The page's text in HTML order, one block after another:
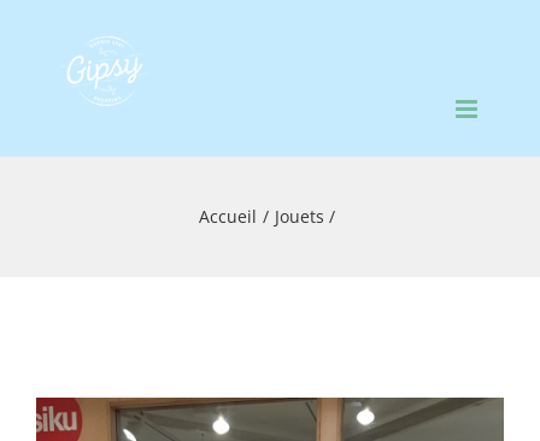
Accueil Jouets